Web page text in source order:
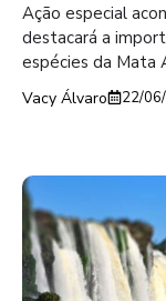
Ação especial
destacará a
espécies da Mata
Vacy Álvaro 22/